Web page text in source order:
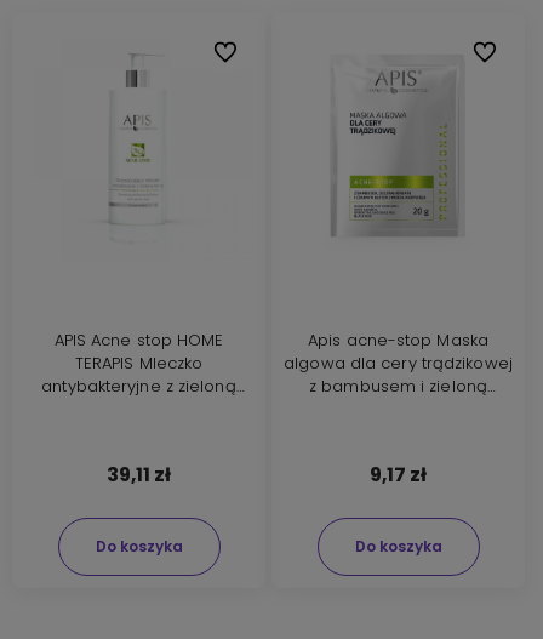
APIS Acne stop HOME
TERAPIS Mleczko
antybakteryjne z zieloną
39,11 zł
Do koszyka
Do ulubionych
Apis acne-stop Maska
algowa dla cery trądzikowej
z bambusem i zieloną
9,17 zł
Do koszyka
Do